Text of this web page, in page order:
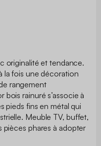
originalité et tendance.
la fois une décoration
rangement
rainuré s’associe à
pieds fins en métal qui
Meuble TV, buffet,
pièces phares à adopter